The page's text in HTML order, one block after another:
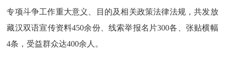
专项斗争工作重大意义、目的及相关政策法律法规，共发放
藏汉双语宣传资料450余份、线索举报名片300各、张贴横幅
4条，受益群众达400余人。